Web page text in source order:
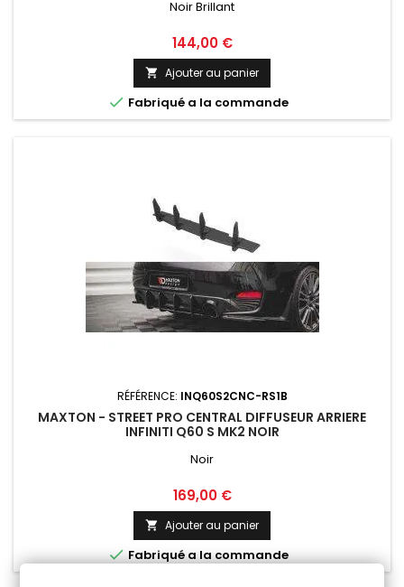
Noir Brillant
Prix
144,00 €
 Ajouter au panier
 Fabriqué a la commande
RÉFÉRENCE: INQ60S2CNC-RS1B
MAXTON - STREET PRO CENTRAL DIFFUSEUR ARRIERE
INFINITI Q60 S MK2 NOIR
Noir
Prix
169,00 €
 Ajouter au panier
Fabriqué a la commande